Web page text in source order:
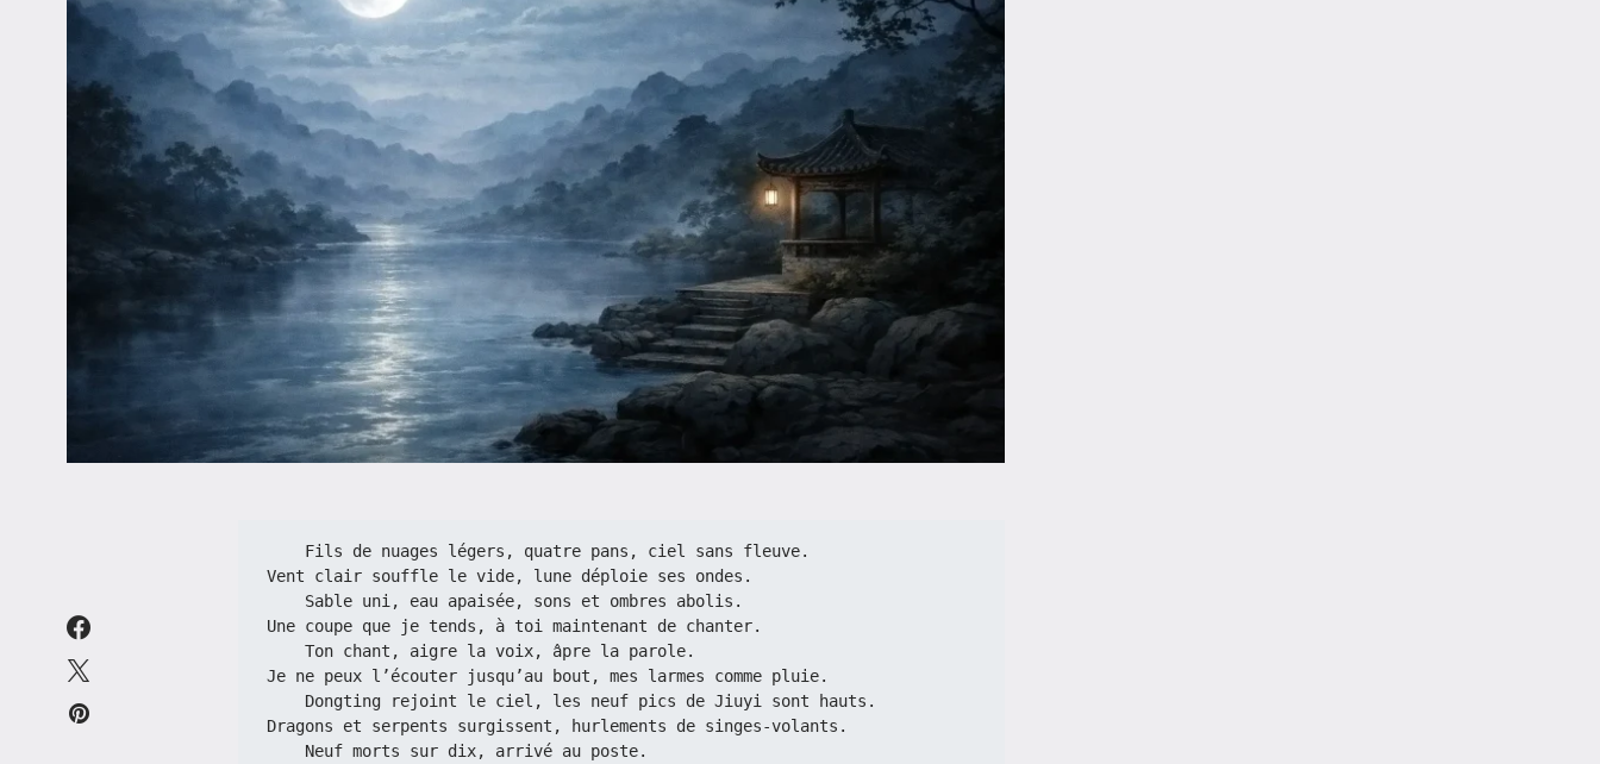
    Fils de nuages légers, quatre pans, ciel sans fleuve.
Vent clair souffle le vide, lune déploie ses ondes.
    Sable uni, eau apaisée, sons et ombres abolis.
Une coupe que je tends, à toi maintenant de chanter.
    Ton chant, aigre la voix, âpre la parole.
Je ne peux l’écouter jusqu’au bout, mes larmes comme pluie.
    Dongting rejoint le ciel, les neuf pics de Jiuyi sont hauts.
Dragons et serpents surgissent, hurlements de singes-volants.
    Neuf morts sur dix, arrivé au poste.